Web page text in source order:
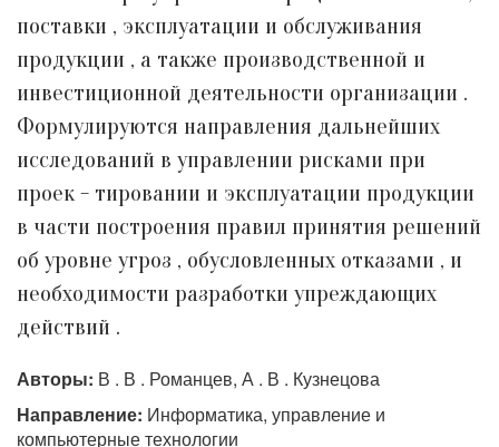
поставки , эксплуатации и обслуживания
продукции , а также производственной и
инвестиционной деятельности организации .
Формулируются направления дальнейших
исследований в управлении рисками при
проек - тировании и эксплуатации продукции
в части построения правил принятия решений
об уровне угроз , обусловленных отказами , и
необходимости разработки упреждающих
действий .
Авторы: В . В . Романцев, А . В . Кузнецова
Направление: Информатика, управление и
компьютерные технологии